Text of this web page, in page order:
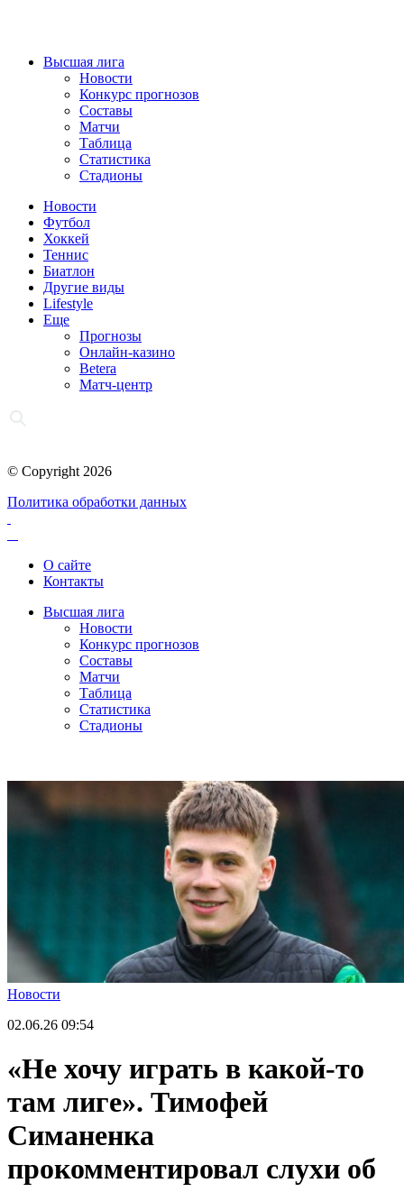
Высшая лига
Новости
Конкурс прогнозов
Составы
Матчи
Таблица
Статистика
Стадионы
Новости
Футбол
Хоккей
Теннис
Биатлон
Другие виды
Lifestyle
Еще
Прогнозы
Онлайн-казино
Betera
Матч-центр
© Copyright 2026
Политика обработки данных
О сайте
Контакты
Высшая лига
Новости
Конкурс прогнозов
Составы
Матчи
Таблица
Статистика
Стадионы
Новости
02.06.26 09:54
«Не хочу играть в какой-то
там лиге». Тимофей
Симаненка
прокомментировал слухи об